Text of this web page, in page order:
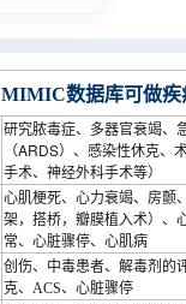
MIMIC数据库可做疾
研究脓毒症、多器官衰竭、
（ARDS）、感染性休克、
手术、神经外科手术等）
心肌梗死、心力衰竭、房颤
架，搭桥，瓣膜植入术）、
常、心脏骤停、心肌病
创伤、中毒患者、解毒剂的
克、ACS、心脏骤停